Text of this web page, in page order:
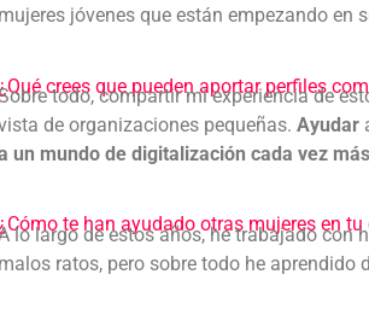
mujeres jóvenes que están empezando en
¿Qué crees que pueden aportar perfiles
todo, compartir mi experiencia de
de organizaciones pequeñas. Ayudar
un mundo de digitalización cada vez
te han ayudado otras mujeres en
lo largo de estos años, he trabajado con
malos ratos, pero sobre todo he aprendido